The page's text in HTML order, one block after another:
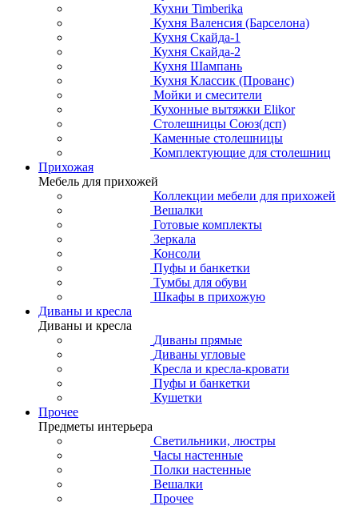
Кухни Timberika
Кухня Валенсия (Барселона)
Кухня Скайда-1
Кухня Скайда-2
Кухня Шампань
Кухня Классик (Прованс)
Мойки и смесители
Кухонные вытяжки Elikor
Столешницы Союз(дсп)
Каменные столешницы
Комплектующие для столешниц
Прихожая
Мебель для прихожей
Коллекции мебели для прихожей
Вешалки
Готовые комплекты
Зеркала
Консоли
Пуфы и банкетки
Тумбы для обуви
Шкафы в прихожую
Диваны и кресла
Диваны и кресла
Диваны прямые
Диваны угловые
Кресла и кресла-кровати
Пуфы и банкетки
Кушетки
Прочее
Предметы интерьера
Светильники, люстры
Часы настенные
Полки настенные
Вешалки
Прочее